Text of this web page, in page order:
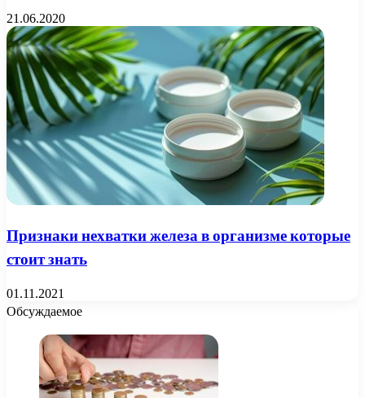
21.06.2020
Признаки нехватки железа в организме которые
стоит знать
01.11.2021
Обсуждаемое